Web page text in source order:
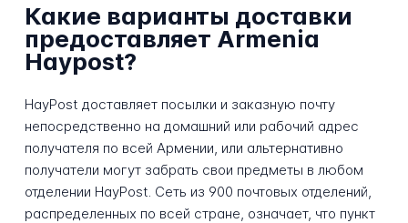
Какие варианты доставки
предоставляет Armenia
Haypost?
HayPost доставляет посылки и заказную почту
непосредственно на домашний или рабочий адрес
получателя по всей Армении, или альтернативно
получатели могут забрать свои предметы в любом
отделении HayPost. Сеть из 900 почтовых отделений,
распределенных по всей стране, означает, что пункт